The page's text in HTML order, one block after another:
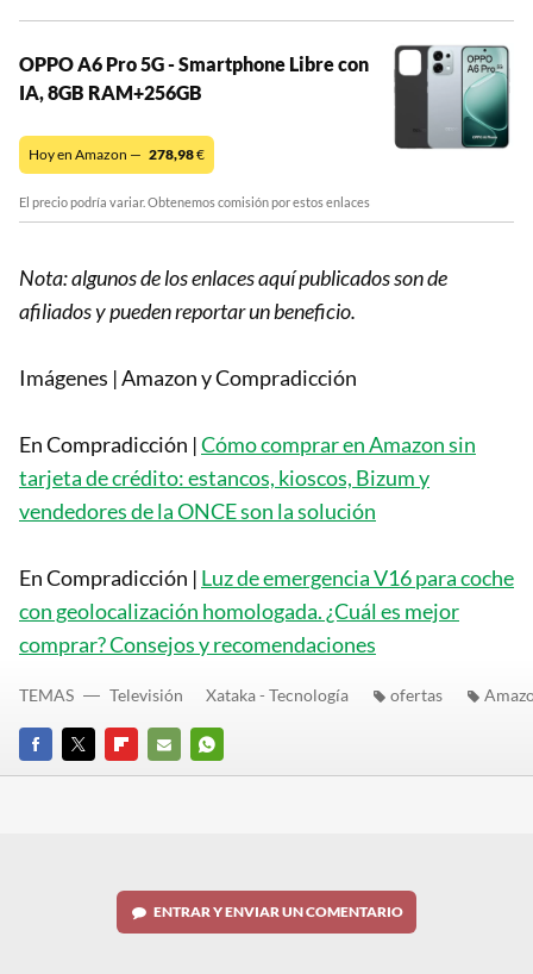
OPPO A6 Pro 5G - Smartphone Libre con
IA, 8GB RAM+256GB
Hoy en Amazon — 278,98€
El precio podría variar. Obtenemos comisión por estos enlaces
Nota: algunos de los enlaces aquí publicados son de
afiliados y pueden reportar un beneficio.
Imágenes | Amazon y Compradicción
En Compradicción |Cómo comprar en Amazon sin
tarjeta de crédito: estancos, kioscos, Bizum y
vendedores de la ONCE son la solución
En Compradicción | Luz de emergencia V16 para coche
con geolocalización homologada. ¿Cuál es mejor
comprar? Consejos y recomendaciones
FACEBOOK
TWITTERFLIPBOARD
E-
WHATSAPP
TEMAS Televisión Xataka - Tecnología ofertas
ENTRAR Y ENVIAR UN COMENTARIO